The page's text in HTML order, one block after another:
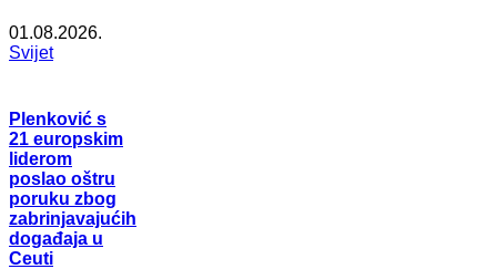
01.08.2026.
Svijet
Plenković s
21 europskim
liderom
poslao oštru
poruku zbog
zabrinjavajućih
događaja u
Ceuti